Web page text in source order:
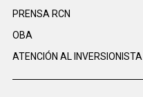
PRENSA RCN
OBA
ATENCIÓN AL INVERSIONISTA